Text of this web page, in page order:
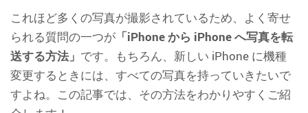
これほど多くの写真が撮影されているため、よく寄せ
られる質問の一つが 「iPhone から iPhone へ写真を転
送する方法」 です。もちろん、新しい iPhone に機種
変更するときには、すべての写真を持っていきたいで
すよね。この記事では、その方法をわかりやすくご紹